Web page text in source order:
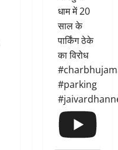
धाम में 20
साल के
पार्किंग ठेके
का विरोध
#parking